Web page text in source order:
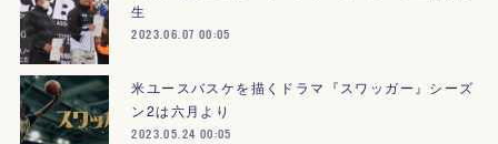
生
2023.06.07 00:05
米ユースバスケを描くドラマ『スワッガー』シーズ
ン2は六月より
2023.05.24 00:05